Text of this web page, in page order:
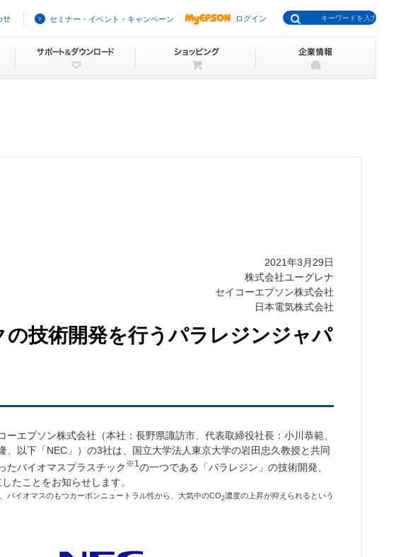
せ セミナー・イベント・キャンペーン ログイン
2021年3月29日
株式会社ユーグレナ
セイコーエプソン株式会社
日本電気株式会社
技術開発を行うパラレジンジャパ
エプソン株式会社（本社：長野県諏訪市、代表取締役社長：小川恭範、
以下「NEC」）の3社は、国立大学法人東京大学の岩田忠久教授と共同
たバイオマスプラスチック ※1の一つである「パラレジン」の技術開発、
たことをお知らせします。
イオマスのもつカーボンニュートラル性から、大気中のCO2濃度の上昇が抑えられるという